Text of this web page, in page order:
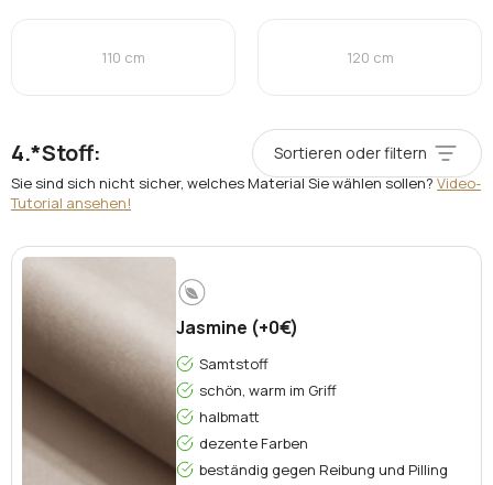
110 cm 120 cm
*Stoff: Sortieren oder filtern
Sie sind sich nicht sicher, welches Material Sie wählen sollen?Video-
Tutorial ansehen!
Jasmine (+0€)
Samtstoff
schön, warm im Griff
halbmatt
dezente Farben
beständig gegen Reibung und Pilling